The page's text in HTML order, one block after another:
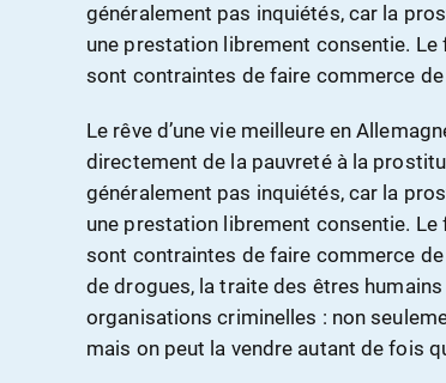
généralement pas inquiétés, car la
une prestation librement consentie.
sont contraintes de faire commerce
Le rêve d’une vie meilleure en
directement de la pauvreté à la
généralement pas inquiétés, car la
une prestation librement consentie.
sont contraintes de faire commerce
de drogues, la traite des êtres
organisations criminelles : non
mais on peut la vendre autant de fois